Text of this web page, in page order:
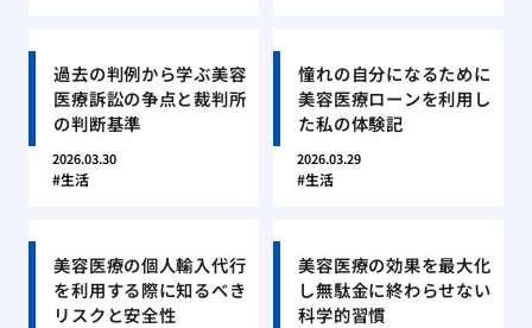
過去の判例から学ぶ美容
医療訴訟の争点と裁判所
の判断基準
2026.03.30
生活
憧れの自分になるために
美容医療ローンを利用し
た私の体験記
2026.03.29
生活
美容医療の個人輸入代行
を利用する際に知るべき
リスクと安全性
美容医療の効果を最大化
し無駄金に終わらせない
科学的習慣